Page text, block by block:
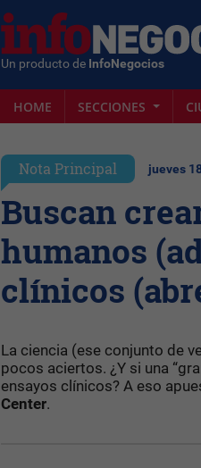
Un producto de InfoNegocios
HOME SECCIONES
Nota Principal jueves
Buscan
humanos
clínicos
La ciencia (ese conjunto de
pocos aciertos. ¿Y si una
ensayos clínicos? A eso
Center.